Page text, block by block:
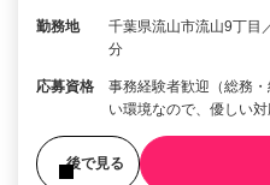
勤務地
千葉県流山市流山9丁目
分
応募資格
事務経験者歓迎（総務
い環境なので、優しい
後で見る